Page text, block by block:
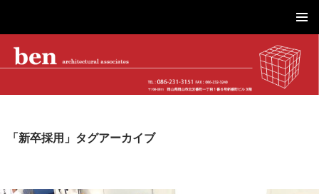
ニュー
キ「新卒採用」タグアーカイブ